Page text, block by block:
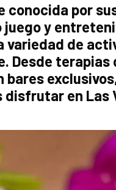
conocida por
y
variedad de
Desde
en Las